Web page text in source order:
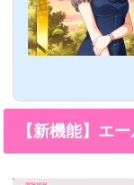
【新機能】エ